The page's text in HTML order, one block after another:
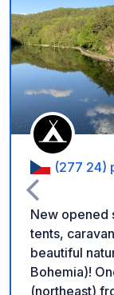
(277 24)
New opened
tents,
beautiful
Bohemia)!
(northeast)